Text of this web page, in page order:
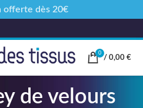
0
/ 0,00 €
de velours
offerte dès 20€